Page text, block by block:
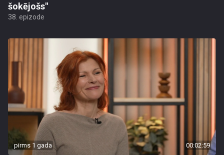
šokējošs"
38. epizode
pirms 1 gada 00:02:59